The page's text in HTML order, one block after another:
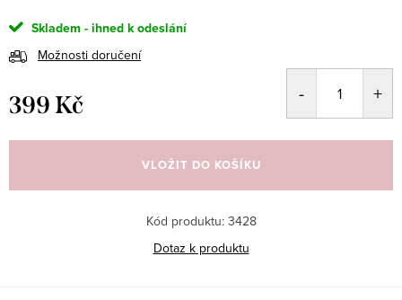
Skladem - ihned k odeslání
Možnosti doručení
399 Kč
cena:
VLOŽIT DO KOŠÍKU
Kód produktu: 3428
Dotaz k produktu